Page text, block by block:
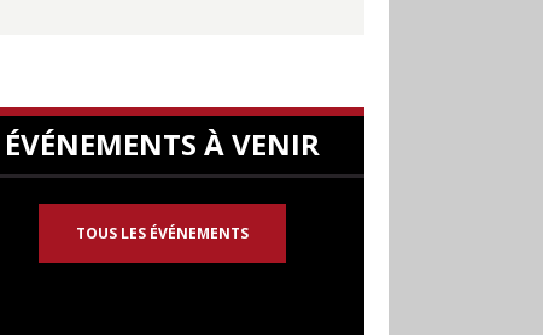
ÉVÉNEMENTS À VENIR
TOUS LES ÉVÉNEMENTS